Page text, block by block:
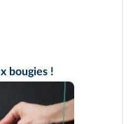
bougies !